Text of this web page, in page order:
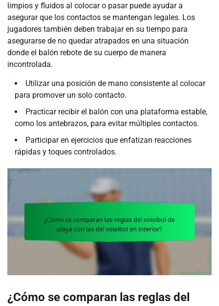
limpios y fluidos al colocar o pasar puede ayudar a
asegurar que los contactos se mantengan legales. Los
jugadores también deben trabajar en su tiempo para
asegurarse de no quedar atrapados en una situación
donde el balón rebote de su cuerpo de manera
incontrolada.
Utilizar una posición de mano consistente al colocar
para promover un solo contacto.
Practicar recibir el balón con una plataforma estable,
como los antebrazos, para evitar múltiples contactos.
Participar en ejercicios que enfatizan reacciones
rápidas y toques controlados.
¿Cómo se comparan las reglas del